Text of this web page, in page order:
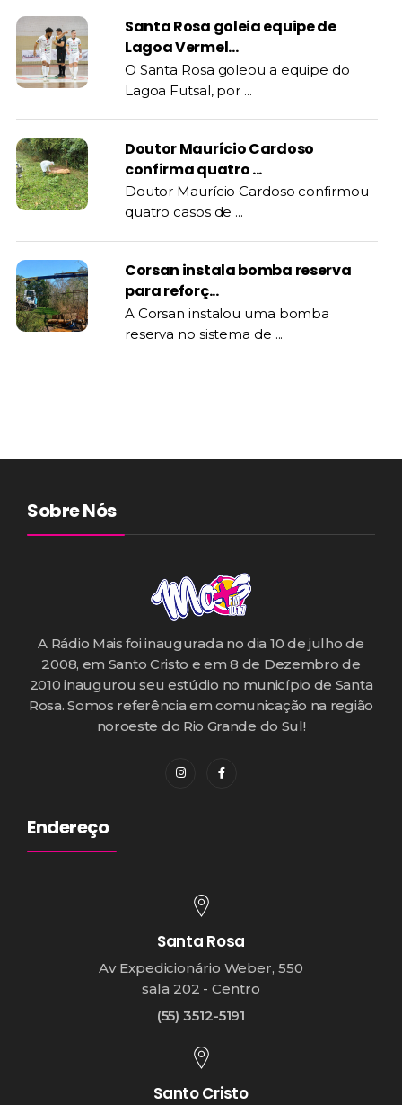
Santa Rosa goleia equipe de
Lagoa Vermel...
O Santa Rosa goleou a equipe do
Lagoa Futsal, por ...
Doutor Maurício Cardoso
confirma quatro ...
Doutor Maurício Cardoso confirmou
quatro casos de ...
Corsan instala bomba reserva
para reforç...
A Corsan instalou uma bomba
reserva no sistema de ...
Sobre Nós
A Rádio Mais foi inaugurada no dia 10 de julho de
2008, em Santo Cristo e em 8 de Dezembro de
2010 inaugurou seu estúdio no município de Santa
Rosa. Somos referência em comunicação na região
noroeste do Rio Grande do Sul!
Endereço
Santa Rosa
Av Expedicionário Weber, 550
sala 202 - Centro
(55) 3512-5191
Santo Cristo